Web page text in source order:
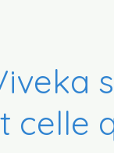
celle